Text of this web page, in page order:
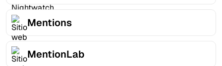
Mentions
MentionLab